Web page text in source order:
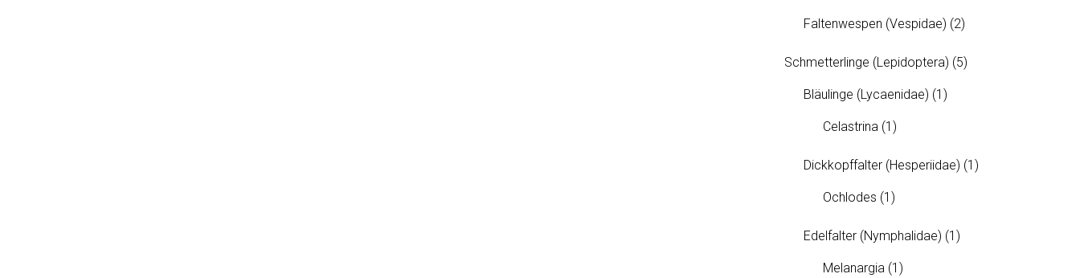
Faltenwespen (Vespidae) (2)
Schmetterlinge (Lepidoptera) (5)
Bläulinge (Lycaenidae) (1)
Celastrina (1)
Dickkopffalter (Hesperiidae) (1)
Ochlodes (1)
Edelfalter (Nymphalidae) (1)
Melanargia (1)